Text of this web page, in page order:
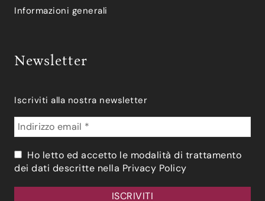
Informazioni generali
Newsletter
Iscriviti alla nostra newsletter
Ho letto ed accetto le modalità di trattamento
dei dati descritte nella Privacy Policy